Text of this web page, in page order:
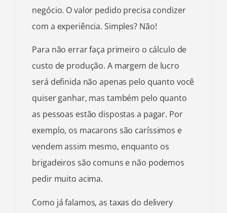
negócio. O valor pedido precisa condizer
com a experiência. Simples? Não!
Para não errar faça primeiro o cálculo de
custo de produção. A margem de lucro
será definida não apenas pelo quanto você
quiser ganhar, mas também pelo quanto
as pessoas estão dispostas a pagar. Por
exemplo, os macarons são caríssimos e
vendem assim mesmo, enquanto os
brigadeiros são comuns e não podemos
pedir muito acima.
Como já falamos, as taxas do delivery